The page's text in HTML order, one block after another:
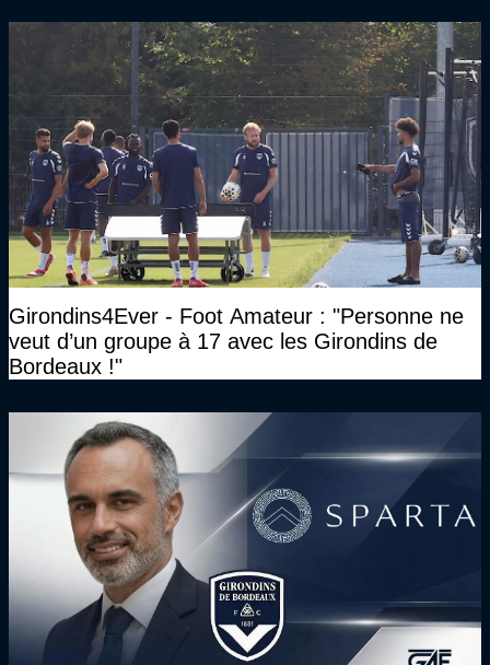
Girondins4Ever - Foot Amateur : "Personne ne
veut d’un groupe à 17 avec les Girondins de
Bordeaux !"